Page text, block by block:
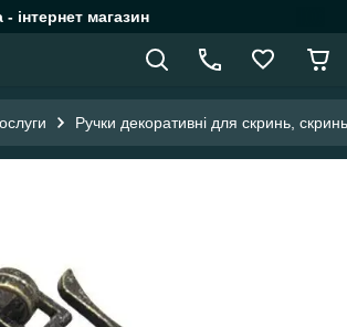
інтернет магазин
Ручки декоративні для скринь,